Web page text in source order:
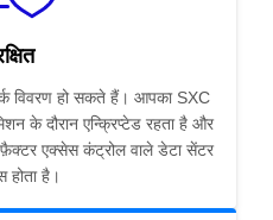
विवरण हो सकते हैं। आपका SXC
के दौरान एन्क्रिप्टेड रहता है और
एक्सेस कंट्रोल वाले डेटा सेंटर
होता है।